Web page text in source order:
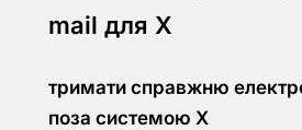
mail для X
тримати справжню
поза системою X